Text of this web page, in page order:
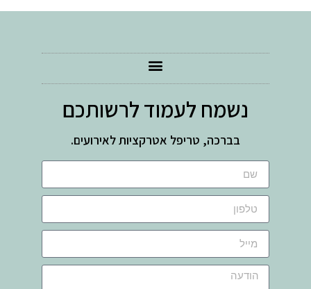
נשמח לעמוד לרשותכם
בברכה, טריפל אטרקציות לאירועים.